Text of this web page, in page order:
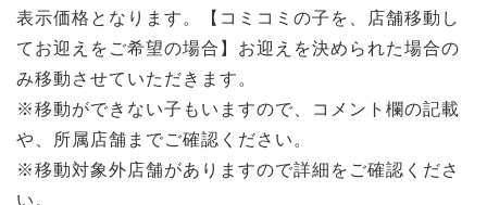
表示価格となります。【コミコミの子を、店舗移動し
てお迎えをご希望の場合】お迎えを決められた場合の
み移動させていただきます。
※移動ができない子もいますので、コメント欄の記載
や、所属店舗までご確認ください。
※移動対象外店舗がありますので詳細をご確認くださ
い。